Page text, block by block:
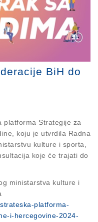
BiH do
platforma Strategije za
koju je utvrdila Radna
kulture i sporta,
koje će trajati do
ministarstva kulture i
platforma-
i-hercegovine-2024-